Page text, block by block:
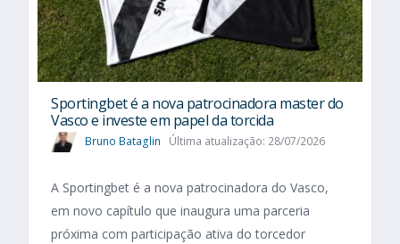
Sportingbet é a nova patrocinadora master do
Vasco e investe em papel da torcida
Bruno Bataglin Última atualização: 28/07/2026
A Sportingbet é a nova patrocinadora do Vasco,
em novo capítulo que inaugura uma parceria
próxima com participação ativa do torcedor